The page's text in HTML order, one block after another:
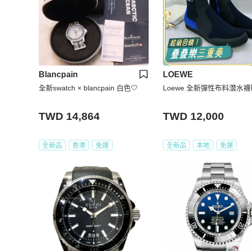
Blancpain
全新swatch × blancpain 白色🤍
TWD 14,864
全新品 香港 免運
LOEWE
Loewe 全新彈性布料潛水襪
TWD 12,000
全新品 本地 免運